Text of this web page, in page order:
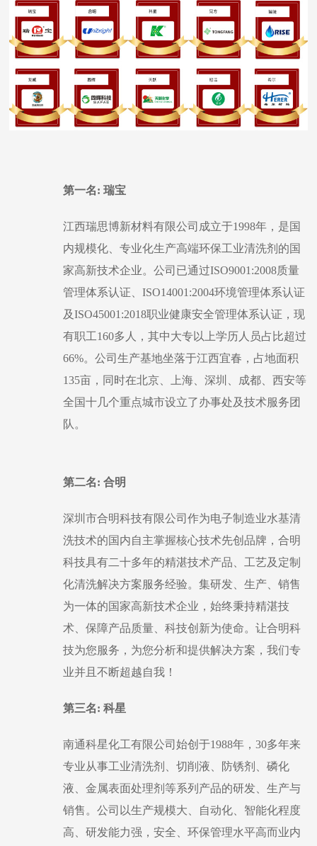
第一名: 瑞宝
江西瑞思博新材料有限公司成立于1998年，是国
内规模化、专业化生产高端环保工业清洗剂的国
家高新技术企业。公司已通过ISO9001:2008质量
管理体系认证、ISO14001:2004环境管理体系认证
及ISO45001:2018职业健康安全管理体系认证，现
有职工160多人，其中大专以上学历人员占比超过
66%。公司生产基地坐落于江西宜春，占地面积
135亩，同时在北京、上海、深圳、成都、西安等
全国十几个重点城市设立了办事处及技术服务团
队。
第二名: 合明
深圳市合明科技有限公司作为电子制造业水基清
洗技术的国内自主掌握核心技术先创品牌，合明
科技具有二十多年的精湛技术产品、工艺及定制
化清洗解决方案服务经验。集研发、生产、销售
为一体的国家高新技术企业，始终秉持精湛技
术、保障产品质量、科技创新为使命。让合明科
技为您服务，为您分析和提供解决方案，我们专
业并且不断超越自我！
第三名: 科星
南通科星化工有限公司始创于1988年，30多年来
专业从事工业清洗剂、切削液、防锈剂、磷化
液、金属表面处理剂等系列产品的研发、生产与
销售。公司以生产规模大、自动化、智能化程度
高、研发能力强，安全、环保管理水平高而业内